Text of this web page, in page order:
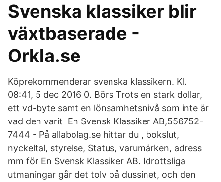
Svenska klassiker blir
växtbaserade -
Orkla.se
Köprekommenderar svenska klassikern. Kl.
08:41, 5 dec 2016 0. Börs Trots en stark dollar,
ett vd-byte samt en lönsamhetsnivå som inte är
vad den varit En Svensk Klassiker AB,556752-
7444 - På allabolag.se hittar du , bokslut,
nyckeltal, styrelse, Status, varumärken, adress
mm för En Svensk Klassiker AB. Idrottsliga
utmaningar går det tolv på dussinet, och den